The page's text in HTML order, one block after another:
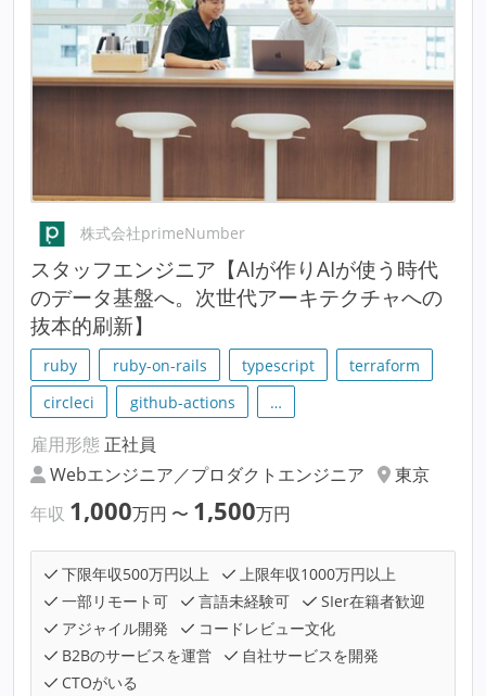
株式会社primeNumber
スタッフエンジニア【AIが作りAIが使う時代
のデータ基盤へ。次世代アーキテクチャへの
抜本的刷新】
ruby ruby-on-rails typescript
terraform
circleci
github-actions …
雇用形態 正社員
Webエンジニア／プロダクトエンジニア
東京
年収 1,000万円 〜 1,500万円
下限年収500万円以上
上限年収1000万円以上
一部リモート可
言語未経験可
SIer在籍者歓迎
アジャイル開発
コードレビュー文化
B2Bのサービスを運営
自社サービスを開発
CTOがいる